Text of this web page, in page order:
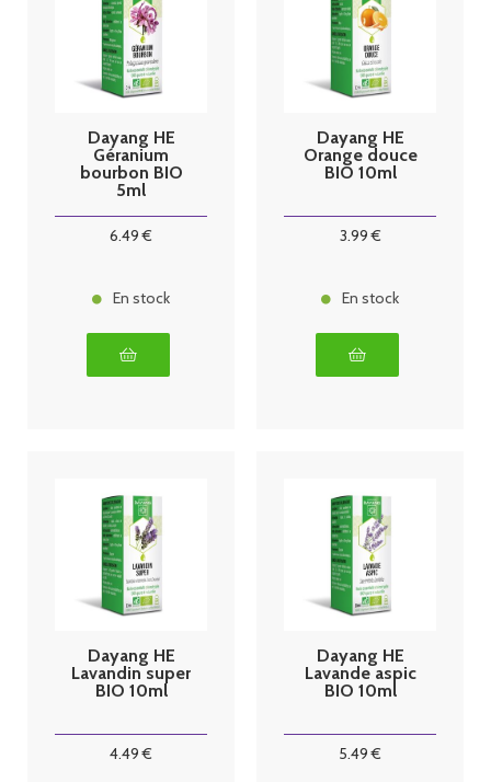
Dayang HE
Géranium
bourbon BIO
5ml
6.49 €
En stock
Dayang HE
Orange douce
BIO 10ml
3.99€
En stock
Dayang HE
Lavandin super
BIO 10ml
4.49 €
Dayang HE
Lavande aspic
BIO 10ml
5.49 €